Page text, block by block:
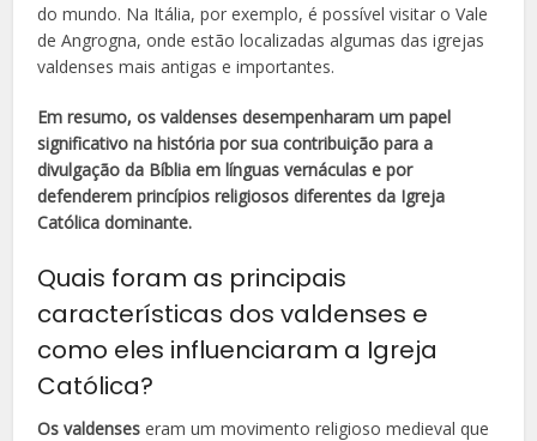
do mundo. Na Itália, por exemplo, é possível visitar o Vale
de Angrogna, onde estão localizadas algumas das igrejas
valdenses mais antigas e importantes.
Em resumo, os valdenses desempenharam um papel
significativo na história por sua contribuição para a
divulgação da Bíblia em línguas vernáculas e por
defenderem princípios religiosos diferentes da Igreja
Católica dominante.
Quais foram as principais
características dos valdenses e
como eles influenciaram a Igreja
Católica?
Os valdenses eram um movimento religioso medieval que